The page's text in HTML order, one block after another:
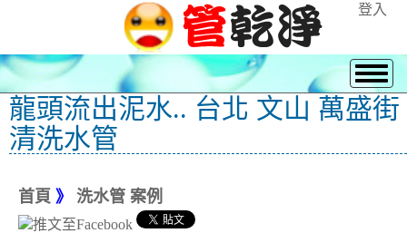
登入
龍頭流出泥水.. 台北 文山 萬盛街
清洗水管
首頁 》 洗水管 案例